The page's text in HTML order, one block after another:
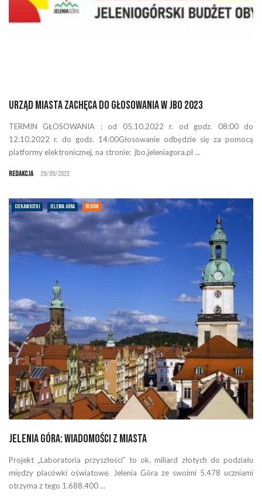
Urząd Miasta zachęca do głosowania w JBO 2023
TERMIN GŁOSOWANIA : od 05.10.2022 r. od godz. 08:00 do
12.10.2022 r. do godz. 14:00Głosowanie odbędzie się za pomocą
platformy elektronicznej, na stronie: jbo.jeleniagora.pl ...
Redakcja 29/09/2022
CIEKAWOSTKI JELENIA GÓRA REGION
Jelenia Góra: Wiadomości z miasta
Projekt „Laboratoria przyszłości” to ok. miliard złotych do podziału
między placówki oświatowe. Jelenia Góra ze swoimi 5.478 uczniami
otrzyma z tego 1.688.400 ...